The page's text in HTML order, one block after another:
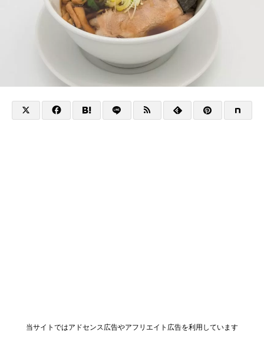
当サイトではアドセンス広告やアフリエイト広告を利用しています